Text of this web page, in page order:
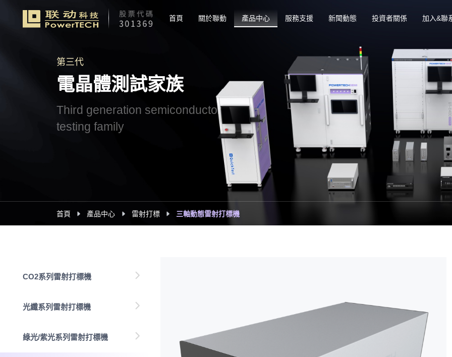
首頁 關於聯動 產品中心 服務支援 新聞動態 投資者關係 加入&聯
第三代
電晶體測試家族
Third generation semiconductor
testing family
首頁 產品中心 雷射打標 三軸動態雷射打標機
CO2系列雷射打標機
光纖系列雷射打標機
綠光/紫光系列雷射打標機